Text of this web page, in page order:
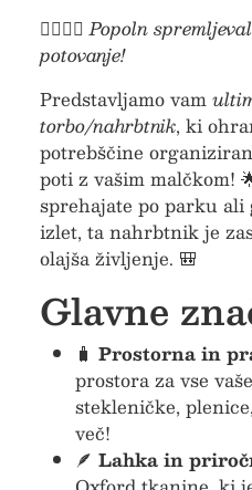
🚶‍♂️🚶‍♀️Popoln
potovanje!
Predstavljamo vam
torbo/nahrbtnik, ki
potrebščine
poti z vašim malčkom!
sprehajate po parku
izlet, ta nahrbtnik je
olajša življenje. 🎒
Glavne
🧳 Prostorna in
prostora za vse
stekleničke,
več!
🪶 Lahka in